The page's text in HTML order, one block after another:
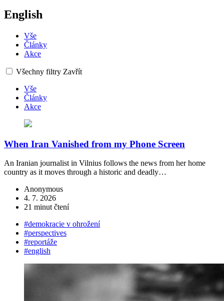
English
Vše
Články
Akce
Všechny filtry Zavřít
Vše
Články
Akce
When Iran Vanished from my Phone Screen
An Iranian journalist in Vilnius follows the news from her home
country as it moves through a historic and deadly…
Anonymous
4. 7. 2026
21 minut čtení
#demokracie v ohrožení
#perspectives
#reportáže
#english